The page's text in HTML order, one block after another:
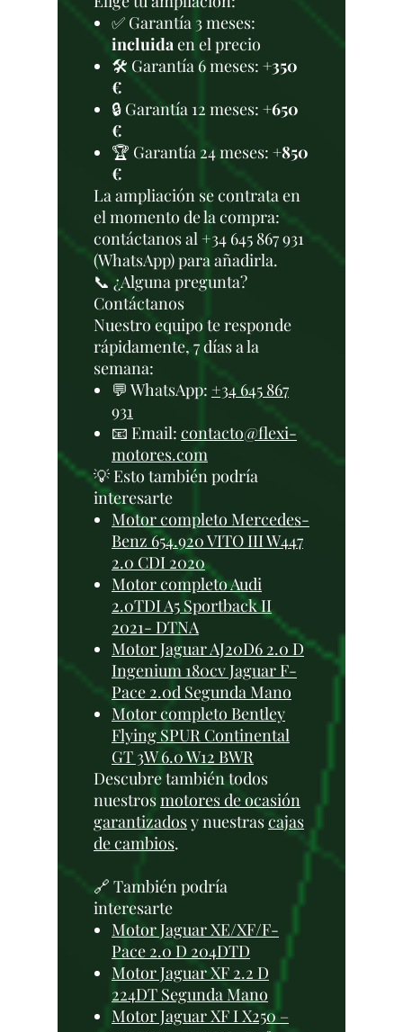
✅ Garantía 3 meses:
incluidaen el precio
🛠️ Garantía 6 meses: +350
€
🔒 Garantía 12 meses: +650
€
🏆 Garantía 24 meses: +850
€
La ampliación se contrata en
el momento de la compra:
contáctanos al +34 645 867 931
(WhatsApp) para añadirla.
📞 ¿Alguna pregunta?
Contáctanos
Nuestro equipo te responde
rápidamente, 7 días a la
semana:
💬 WhatsApp: +34 645 867
931
📧 Email: contacto@flexi-
motores.com
💡 Esto también podría
interesarte
Motor completo Mercedes-
Benz 654.920 VITO III W447
2.0 CDI 2020
Motor completo Audi
2.0TDI A5 Sportback II
2021- DTNA
Motor Jaguar AJ20D6 2.0 D
Ingenium 180cv Jaguar F-
Pace 2.0d Segunda Mano
Motor completo Bentley
Flying SPUR Continental
GT 3W 6.0 W12 BWR
Descubre también todos
nuestrosmotores de ocasión
garantizadosy nuestrascajas
de cambios.
🔗 También podría
interesarte
Motor Jaguar XE/XF/F-
Pace 2.0 D 204DTD
Motor Jaguar XF 2.2 D
224DT Segunda Mano
Motor Jaguar XF I X250 –